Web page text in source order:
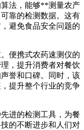
法，能够**测量农产
靠的检测数据。这有
避免食品安全问题的
便携式农药速测仪的
，提升消费者对餐饮
誉和口碑。同时，该
提升整个行业的竞争
进的检测工具，为餐
的不断进步和人们对